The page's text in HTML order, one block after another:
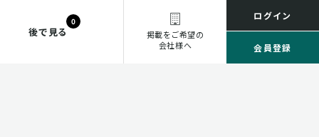
後で見る
0
掲載をご希望の
会社様へ
ログイン
会員登録